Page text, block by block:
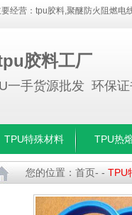
经营： tpu胶料,聚醚防火阻燃电
胶料工厂
一手货源批发 环保证
TPU特殊材料 TPU热
您的位置： 首页- - TPU